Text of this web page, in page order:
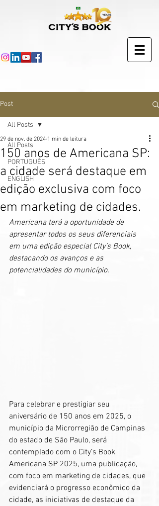
Post
All Posts
PORTUGUÊS
ENGLISH
All Posts
150 anos de Americana SP:
a cidade será destaque em
edição exclusiva com foco
em marketing de cidades.
29 de nov. de 2024 1 min de leitura
Americana terá a oportunidade de
apresentar todos os seus diferenciais
em uma edição especial City’s Book,
destacando os avanços e as
potencialidades do município.
Para celebrar e prestigiar seu
aniversário de 150 anos em 2025, o
município da Microrregião de Campinas
do estado de São Paulo, será
contemplado com o City’s Book
Americana SP 2025, uma publicação,
com foco em marketing de cidades, que
evidenciará o progresso econômico da
cidade, as iniciativas de destaque da